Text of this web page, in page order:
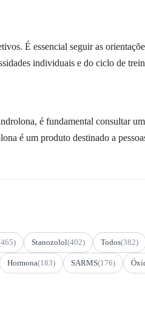
É essencial seguir as
individuais e do ciclo de
é fundamental consultar
é um produto destinado a
Stanozolol(402) Todos(382)
Hormona(183) SARMS(176)